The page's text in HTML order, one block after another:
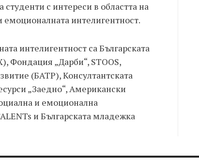
с интереси в областта на
емоционалната интелигентност.
интелигентност са Българската
Фондация „Дарби“, STOOS,
(БАТР), Консултантската
„Заедно“, Американски
и емоционална
и Българската младежка